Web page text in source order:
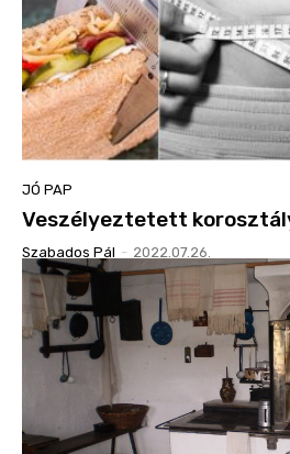
JÓ PAP
Veszélyeztetett
Szabados Pál - 2022.07.26.